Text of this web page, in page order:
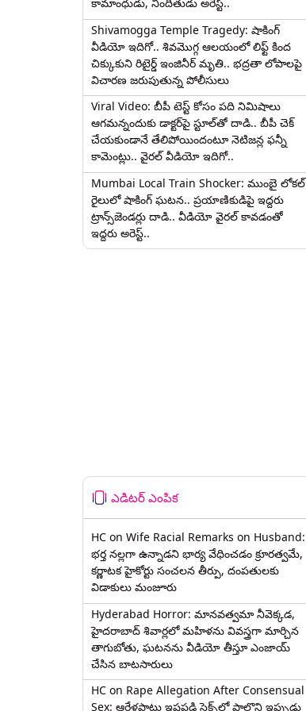
Shivamogga Temple Tragedy: షాకింగ్
వీడియో ఇదిగో.. శివమొగ్గ ఆలయంలో లిఫ్ట్ కింద
చిక్కుకుని రిటైర్డ్ ఇంజినీర్ మృతి.. భద్రతా లోపాలపై
విచారణ జరుపుతున్న పోలీసులు
Viral Video: బీపీ టెస్ట్‌ కోసం పది నిమిషాలు
ఆగమన్నందుకు డాక్టర్‌పై స్టూల్‌తో దాడి.. బీపీ చెక్
చేయకుండానే తేలిపోయిందంటూ నెటిజన్ల ఫన్నీ
కామెంట్లు.. వైరల్ వీడియో ఇదిగో..
Mumbai Local Train Shocker: ముంబై లోకల్
రైలులో షాకింగ్ ఘటన.. ప్రయాణికుడిపై ఇద్దరు
ట్రాన్స్‌జెండర్లు దాడి.. వీడియో వైరల్ కావడంతో
ఇద్దరు అరెస్ట్..
ఎడిటర్ ఎంపిక
HC on Wife Racial Remarks on Husband:
భర్త న‌ల్ల‌గా ఉన్నాడ‌ని భార్య వేధించ‌డం క్రూర‌త్వ‌మే,
కర్ణాటక హైకోర్టు సంచలన తీర్పు, దంపతులకు
విడాకులు మంజూరు
Hyderabad Horror: మానవత్వమా నీవెక్కడ,
హైదరాబాద్ శివార్లలో మహిళను వివస్త్రగా మార్చిన
తాగుబోతు, ఘటనను వీడియో తీస్తూ ఎంజాయ్
చేసిన బాటసారులు
HC on Rape Allegation After Consensual
Sex: ఆరేళ్లపాటు ఇష్టపడి సెక్స్‌లో పాల్గొని ఇప్పుడు